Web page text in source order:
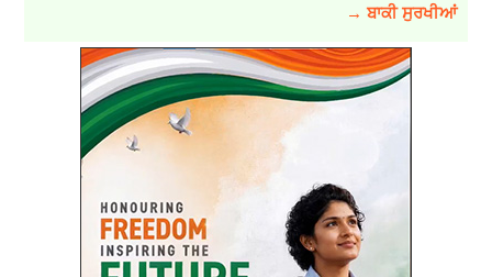
→ ਬਾਕੀ ਸੁਰਖੀਆਂ